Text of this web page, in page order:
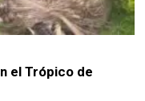
el Trópico de